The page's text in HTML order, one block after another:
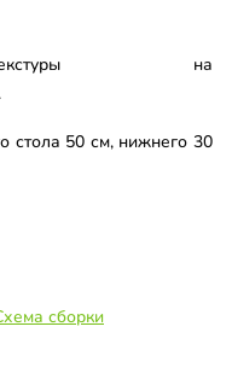
на
стола 50 см, нижнего 30
сборки